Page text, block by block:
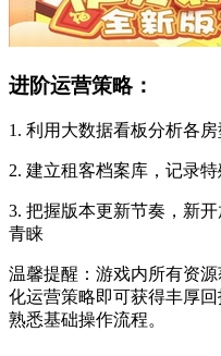
进阶运营策略：
1. 利用大数据看板分析各
2. 建立租客档案库，记录
3. 把握版本更新节奏，新
青睐
温馨提醒：游戏内所有资
化运营策略即可获得丰厚
熟悉基础操作流程。